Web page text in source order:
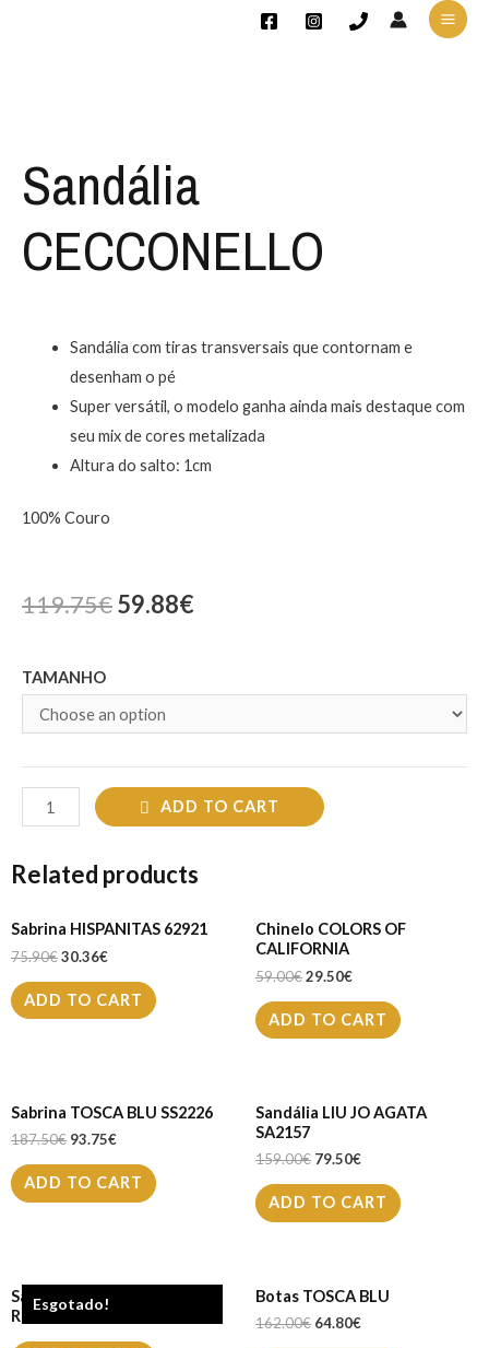
Sandália
CECCONELLO
Sandália com tiras transversais que contornam e
desenham o pé
Super versátil, o modelo ganha ainda mais destaque com
seu mix de cores metalizada
Altura do salto: 1cm
100% Couro
119.75€59.88€
TAMANHO
ADD TO CART
Related products
Sabrina HISPANITAS 62921
75.90€30.36€
ADD TO CART
Chinelo COLORS OF
CALIFORNIA
59.00€29.50€
ADD TO CART
Sabrina TOSCA BLU SS2226
187.50€ 93.75€
ADD TO CART
Sandália LIU JO AGATA
SA2157
159.00€ 79.50€
ADD TO CART
Esgotado!
Sapatilha LIU JO KARLIE
REVOLUTION
Botas TOSCA BLU
162.00€ 64.80€